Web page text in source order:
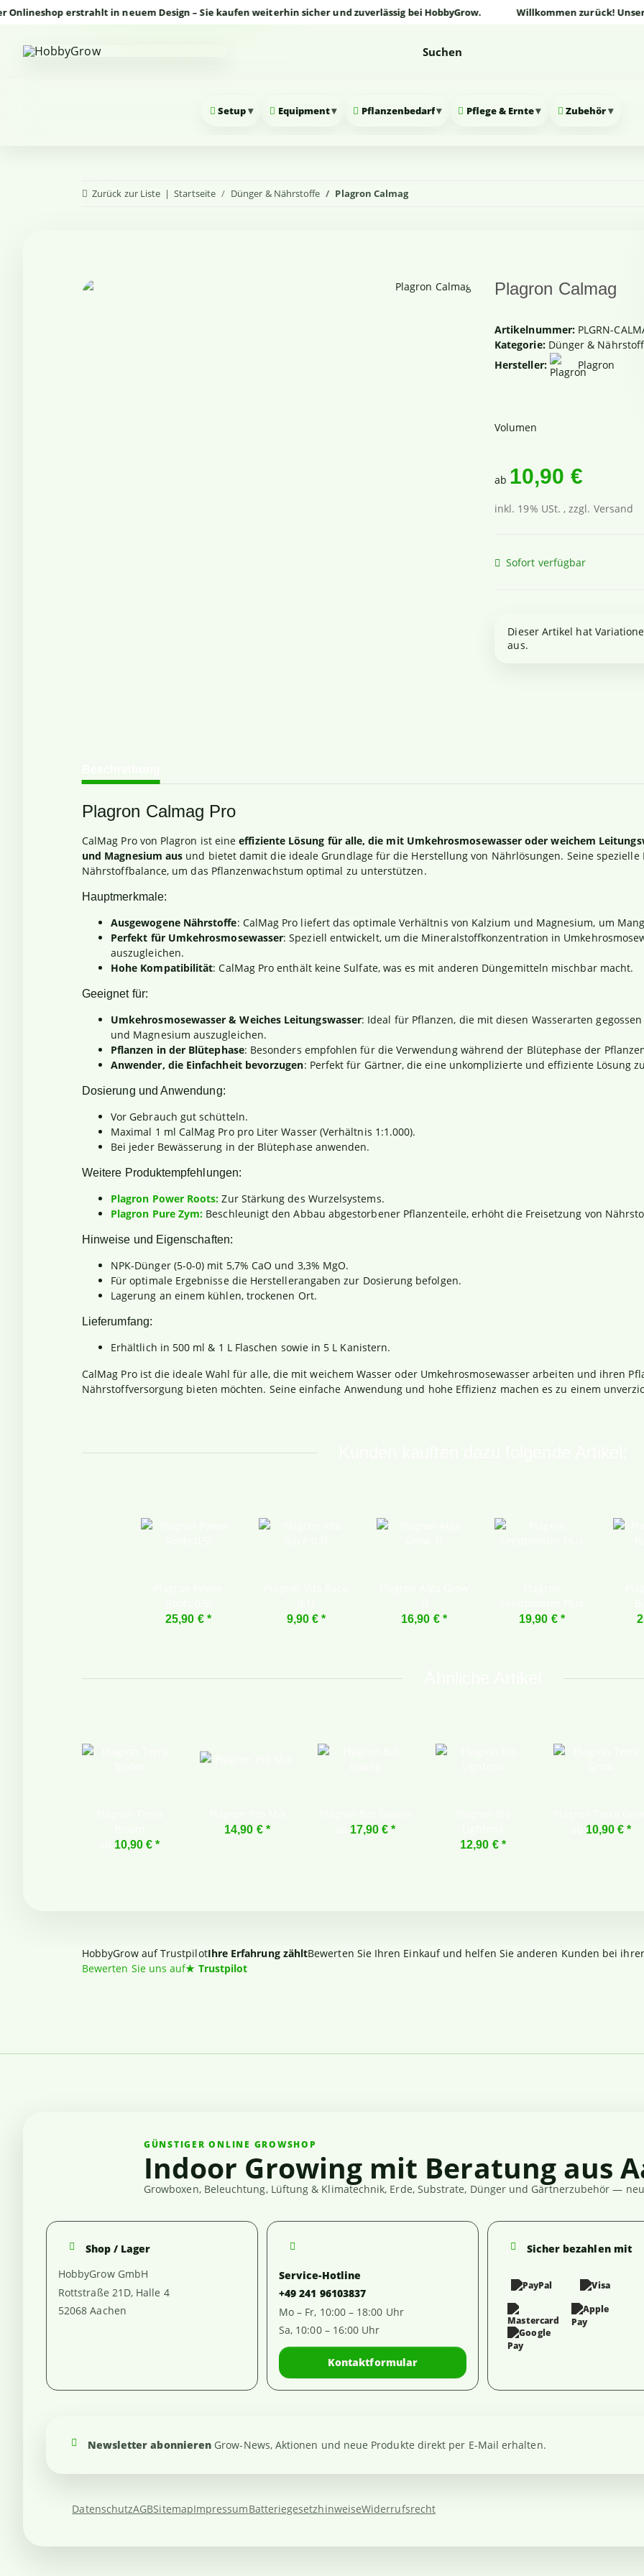
erstrahlt in neuem Design – Sie kaufen weiterhin sicher und zuverlässig bei HobbyGrow. Willkommen zurück! Unser
Setup▾ Equipment▾ Pflanzenbedarf▾ Pflege & Ernte▾ Zubehör▾
Zurück zur Liste Startseite Dünger & Nährstoffe Plagron Calmag
Plagron Calmag
Artikelnummer: PLGRN-
Kategorie: Dünger &
Hersteller:
Plagron
Volumen
ab 10,90 €
inkl. 19% USt. , zzgl. Versand
Sofort verfügbar
x
Dieser Artikel hat
aus.
Plagron Calmag Pro
CalMag Pro von Plagron ist eineeffiziente Lösung für alle, die mit Umkehrosmosewasser oder weichem
und Magnesium aus und bietet damit die ideale Grundlage für die Herstellung von Nährlösungen. Seine
Nährstoffbalance, um das Pflanzenwachstum optimal zu unterstützen.
Hauptmerkmale:
Ausgewogene Nährstoffe: CalMag Pro liefert das optimale Verhältnis von Kalzium und Magnesium, um
Perfekt für Umkehrosmosewasser: Speziell entwickelt, um die Mineralstoffkonzentration in
auszugleichen.
Hohe Kompatibilität: CalMag Pro enthält keine Sulfate, was es mit anderen Düngemitteln mischbar macht.
Geeignet für:
Umkehrosmosewasser & Weiches Leitungswasser: Ideal für Pflanzen, die mit diesen Wasserarten
und Magnesium auszugleichen.
Pflanzen in der Blütephase: Besonders empfohlen für die Verwendung während der Blütephase der
Anwender, die Einfachheit bevorzugen: Perfekt für Gärtner, die eine unkomplizierte und effiziente Lösung
Dosierung und Anwendung:
Vor Gebrauch gut schütteln.
Maximal 1 ml CalMag Pro pro Liter Wasser (Verhältnis 1:1.000).
Bei jeder Bewässerung in der Blütephase anwenden.
Weitere Produktempfehlungen:
Plagron Power Roots: Zur Stärkung des Wurzelsystems.
Plagron Pure Zym: Beschleunigt den Abbau abgestorbener Pflanzenteile, erhöht die Freisetzung von
Hinweise und Eigenschaften:
NPK-Dünger (5-0-0) mit 5,7% CaO und 3,3% MgO.
Für optimale Ergebnisse die Herstellerangaben zur Dosierung befolgen.
Lagerung an einem kühlen, trockenen Ort.
Lieferumfang:
Erhältlich in 500 ml & 1 L Flaschen sowie in 5 L Kanistern.
CalMag Pro ist die ideale Wahl für alle, die mit weichem Wasser oder Umkehrosmosewasser arbeiten und ihren
Nährstoffversorgung bieten möchten. Seine einfache Anwendung und hohe Effizienz machen es zu einem
25,90 € * 9,90 €* 16,90 € * 19,90 € *
10,90 €*
14,90 € * 17,90 €*
12,90 € *
10,90 €*
HobbyGrow auf TrustpilotIhre Erfahrung zähltBewerten Sie Ihren Einkauf und helfen Sie anderen Kunden bei
Bewerten Sie uns auf★ Trustpilot
GÜNSTIGER ONLINE GROWSHOP
Indoor Growing mit Beratung aus
Growboxen, Beleuchtung, Lüftung & Klimatechnik, Erde, Substrate, Dünger und Gärtnerzubehör —
Shop / Lager
HobbyGrow GmbH
Rottstraße 21D, Halle 4
52068 Aachen
Service-Hotline
+49 241 96103837
Mo – Fr, 10:00 – 18:00 Uhr
Sa, 10:00 – 16:00 Uhr
Kontaktformular
Sicher bezahlen mit
Newsletter abonnieren Grow-News, Aktionen und neue Produkte direkt per E-Mail erhalten.
DatenschutzAGBSitemapImpressumBatteriegesetzhinweiseWiderrufsrecht